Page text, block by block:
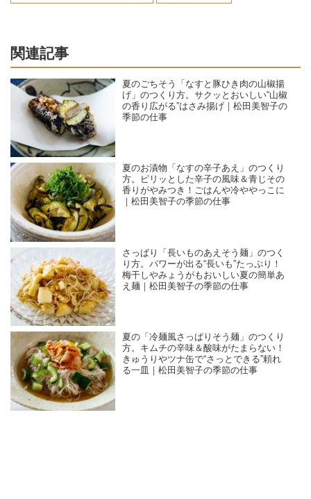
関連記事
夏のごちそう「なすと豚ひき肉の山椒揚
げ」のつくり方。サクッとおいしい“山椒
の香り広がる”はさみ揚げ｜松田美智子の
季節の仕事
夏のお漬物「なすの辛子あえ」のつくり
方。ピリッとした辛子の風味＆青じその
香りがやみつき！ごはんや冷ややっこに
｜松田美智子の季節の仕事
さっぱり「長いものあえそう麺」のつく
り方。パワーが出る“長いも”たっぷり！
梅干しやみょうがもおいしい夏の簡単あ
え麺｜松田美智子の季節の仕事
夏の「冷麺風さっぱりそう麺」のつくり
方。キムチの辛味＆酸味がたまらない！
きゅうりやツナ缶で“さっとできる”頼れ
る一皿｜松田美智子の季節の仕事